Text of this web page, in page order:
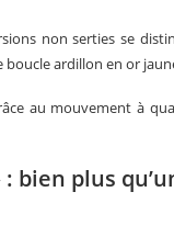
non serties se
boucle ardillon en or
au mouvement à
bien plus